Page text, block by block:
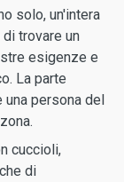
solo, un'intera
trovare un
esigenze e
La parte
persona del
cuccioli,
di